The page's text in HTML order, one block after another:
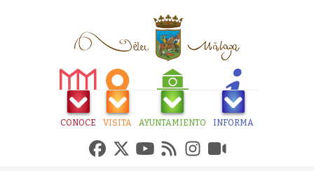
CONOCE VISITA AYUNTAMIENTO INFORMA